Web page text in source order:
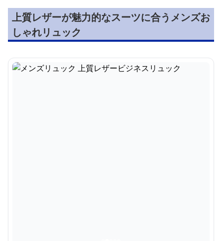
上質レザーが魅力的なスーツに合うメンズお
しゃれリュック